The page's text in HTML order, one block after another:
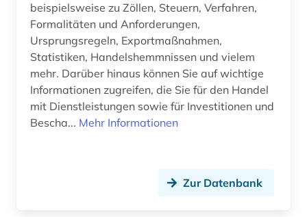
bodenpolitik (1)
bodenrecht (1)
botanik (1)
branche (3)
branchenberichte (1)
brandenburg (1)
beispielsweise zu Zöllen, Steuern, Verfahren,
Formalitäten und Anforderungen,
Ursprungsregeln, Exportmaßnahmen,
Statistiken, Handelshemmnissen und vielem
mehr. Darüber hinaus können Sie auf wichtige
Informationen zugreifen, die Sie für den Handel
mit Dienstleistungen sowie für Investitionen und
Bescha... Mehr Informationen
Zur Datenbank